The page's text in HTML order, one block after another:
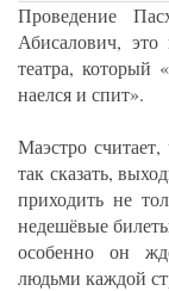
Проведение
Абисалович,
театра, который
наелся и спит».
Маэстро
так сказать,
приходить не
недешёвые
особенно он
людьми каждой